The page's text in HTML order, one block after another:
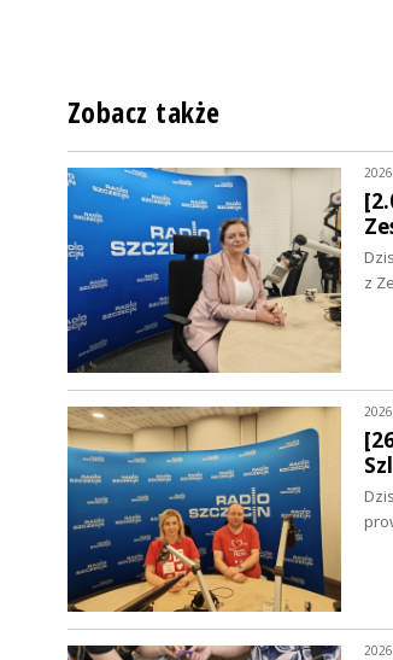
Zobacz także
z